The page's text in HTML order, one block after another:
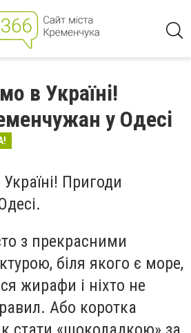
в Україні!
у Одесі
Пригоди
з прекрасними
біля якого є море,
жирафи і ніхто не
Або коротка